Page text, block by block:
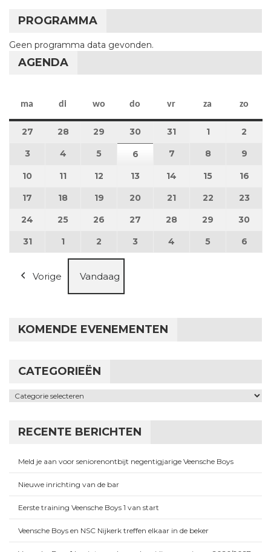
PROGRAMMA
Geen programma data gevonden.
AGENDA
ma maandag
di dinsdag
wo woensdag
do donderdag
vr vrijdag
za zaterdag
zo
27 27 juli 2026
28 28 juli 2026
29 29 juli 2026
30 30 juli 2026
31 31 juli 2026
11 augustus
2
3 3 augustus 2026
4 4 augustus 2026
5 5 augustus 2026
6 6 augustus 2026
7 7 augustus 2026
8 8 augustus
9
10 10 augustus 2026
11 11 augustus 2026
12 12 augustus 2026
13 13 augustus 2026
14 14 augustus 2026
15 15 16
17 17 augustus 2026
18 18 augustus 2026
19 19 augustus 2026
20 20 augustus 2026
21 21 augustus 2026
22 22 23
24 24 augustus 2026
25 25 augustus 2026
26 26 augustus 2026
27 27 augustus 2026
28 28 augustus 2026
29 29 30
3131 augustus 2026
1 1 september 2026
2 2 september 2026
3 3 september 2026
4 4 september 2026
5 5 6
Vorige Vandaag
KOMENDE EVENEMENTEN
CATEGORIEËN
Categorieën
RECENTE BERICHTEN
Meld je aan voor seniorenontbijt negentigjarige Veensche Boys
Nieuwe inrichting van de bar
Eerste training Veensche Boys 1 van start
Veensche Boys en NSC Nijkerk treffen elkaar in de beker